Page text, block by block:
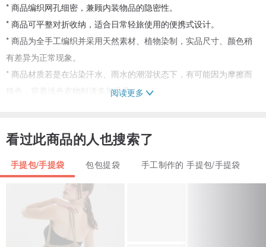
* 商品编织网孔细密，兼顾内装物品的隐密性。
* 商品可平整对折收纳，适合日常轻旅使用的便携式设计。
* 商品为全手工编织并采用天然素材、植物染制，实品尺寸、颜色稍
有差异为正常现象。
* 商品材质若是在沾染汗水、雨水的潮湿状态下，有可能因为摩擦而
移色，穿着浅色衣物时请多加注意。
品牌：The Jacksons
包身尺寸：宽44 x 高38 x 底11 cm
产地：孟加拉
【保养方式】
阅读更多
看过此商品的人也搜索了
手提包/手提袋 包包提袋 手工制作的 手提包/手提袋